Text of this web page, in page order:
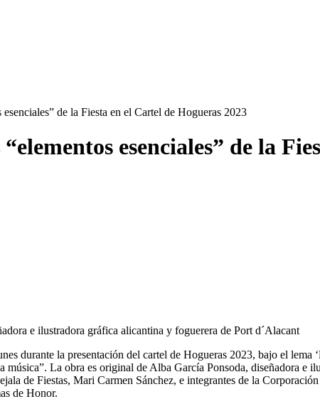
de la Fiesta en el Cartel de Hogueras 2023
esenciales” de la
e ilustradora gráfica alicantina y foguerera de Port d´Alacant
durante la presentación del cartel de Hogueras 2023, bajo el lema
música”. La obra es original de Alba García Ponsoda, diseñadora e
de Fiestas, Mari Carmen Sánchez, e integrantes de la
de Honor.